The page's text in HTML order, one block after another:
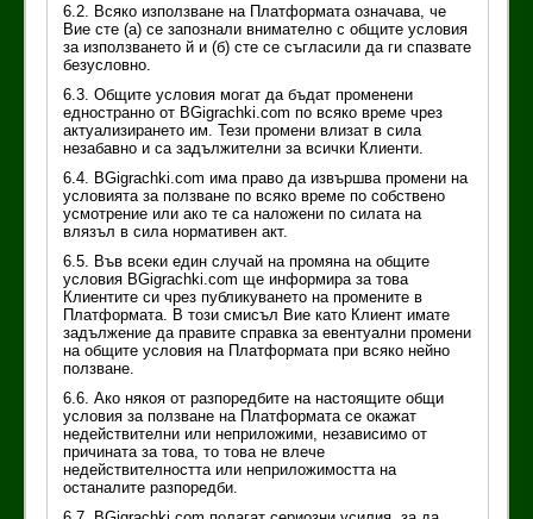
6.2. Всяко използване на Платформата означава, че
Вие сте (а) се запознали внимателно с общите условия
за използването й и (б) сте се съгласили да ги спазвате
безусловно.
6.3. Общите условия могат да бъдат променени
едностранно от BGigrachki.com по всяко време чрез
актуализирането им. Тези промени влизат в сила
незабавно и са задължителни за всички Клиенти.
6.4. BGigrachki.com има право да извършва промени на
условията за ползване по всяко време по собствено
усмотрение или ако те са наложени по силата на
влязъл в сила нормативен акт.
6.5. Във всеки един случай на промяна на общите
условия BGigrachki.com ще информира за това
Клиентите си чрез публикуването на промените в
Платформата. В този смисъл Вие като Клиент имате
задължение да правите справка за евентуални промени
на общите условия на Платформата при всяко нейно
ползване.
6.6. Ако някоя от разпоредбите на настоящите общи
условия за ползване на Платформата се окажат
недействителни или неприложими, независимо от
причината за това, то това не влече
недействителността или неприложимостта на
останалите разпоредби.